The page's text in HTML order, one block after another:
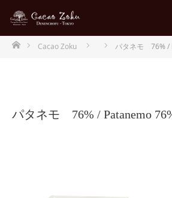
ホームCacao Zoku パタネモ 76% /
パタネモ 76% / Patanemo